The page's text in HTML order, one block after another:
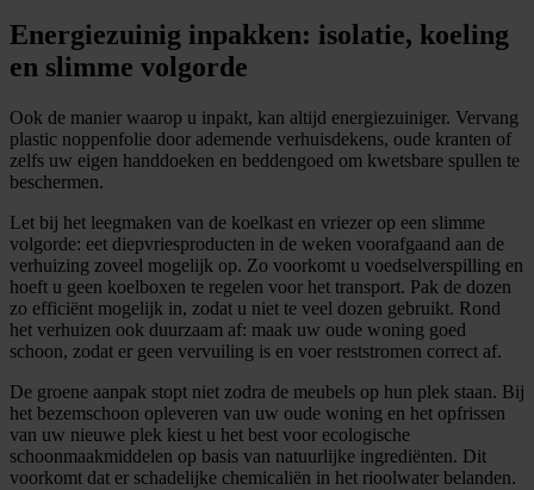
Energiezuinig inpakken: isolatie, koeling
en slimme volgorde
Ook de manier waarop u inpakt, kan altijd energiezuiniger. Vervang
plastic noppenfolie door ademende verhuisdekens, oude kranten of
zelfs uw eigen handdoeken en beddengoed om kwetsbare spullen te
beschermen.
Let bij het leegmaken van de koelkast en vriezer op een slimme
volgorde: eet diepvriesproducten in de weken voorafgaand aan de
verhuizing zoveel mogelijk op. Zo voorkomt u voedselverspilling en
hoeft u geen koelboxen te regelen voor het transport. Pak de dozen
zo efficiënt mogelijk in, zodat u niet te veel dozen gebruikt. Rond
het verhuizen ook duurzaam af: maak uw oude woning goed
schoon, zodat er geen vervuiling is en voer reststromen correct af.
De groene aanpak stopt niet zodra de meubels op hun plek staan. Bij
het bezemschoon opleveren van uw oude woning en het opfrissen
van uw nieuwe plek kiest u het best voor ecologische
schoonmaakmiddelen op basis van natuurlijke ingrediënten. Dit
voorkomt dat er schadelijke chemicaliën in het rioolwater belanden.